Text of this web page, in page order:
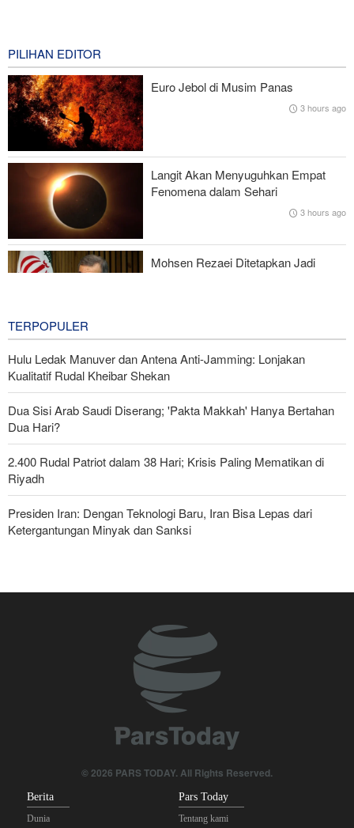
Baghaei: Rezim Zionis Ancaman Terbesar Keamanan Kawasan
Wall Street Journal: Perang dengan Iran Ungkap Kelemahan
Militer Amerika Serikat
Mantan Menhan AS: Posisi Iran Unggul dalam Perang !
Presiden Pezeshkian Bertemu dan Berdialog dengan Rahbar
PILIHAN EDITOR
Euro Jebol di Musim Panas
3 hours ago
Langit Akan Menyuguhkan Empat
Fenomena dalam Sehari
3 hours ago
Mohsen Rezaei Ditetapkan Jadi
TERPOPULER
Hulu Ledak Manuver dan Antena Anti-Jamming: Lonjakan
Kualitatif Rudal Kheibar Shekan
Dua Sisi Arab Saudi Diserang; 'Pakta Makkah' Hanya Bertahan
Dua Hari?
2.400 Rudal Patriot dalam 38 Hari; Krisis Paling Mematikan di
Riyadh
Presiden Iran: Dengan Teknologi Baru, Iran Bisa Lepas dari
Ketergantungan Minyak dan Sanksi
Yahya Saree: Operasi Khusus di Al-Mokha—Puluhan Pasukan
Saudi Tewas dan Terluka
Parlemen Turki: Perjanjian Aliansi dengan Saudi-Pakistan Adalah
Menuju Pendidikan Tinggi Global; Iran-Indonesia Sepakati Kerja
Operasi terbaru Militer Yaman; Kilang Aramco di Jizan Jadi
Target
© 2026 PARS TODAY. All Rights Reserved.
Berita
Dunia
Pars Today
Tentang kami